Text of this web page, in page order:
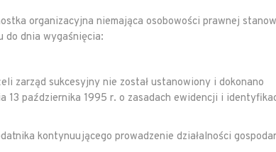
organizacyjna niemająca osobowości prawnej
do dnia wygaśnięcia:
zarząd sukcesyjny nie został ustanowiony i dokonano
13 października 1995 r. o zasadach ewidencji i
kontynuującego prowadzenie działalności